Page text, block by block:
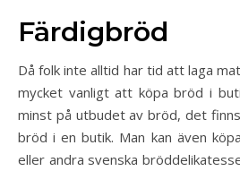
Färdigbröd
Då folk inte alltid har tid att laga
mycket vanligt att köpa bröd i
minst på utbudet av bröd, det
bröd i en butik. Man kan även
eller andra svenska